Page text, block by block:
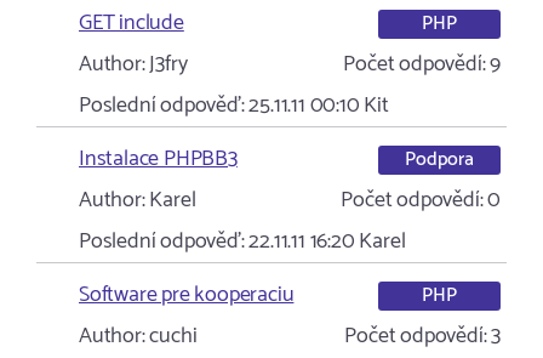
GET include
PHP
Author:J3fry Počet odpovědí:9
Poslední odpověď:25.11.11 00:10Kit
Instalace PHPBB3
Podpora
Author:Karel Počet odpovědí:0
Poslední odpověď:22.11.11 16:20Karel
Software pre kooperaciu
PHP
Author:cuchi Počet odpovědí:3